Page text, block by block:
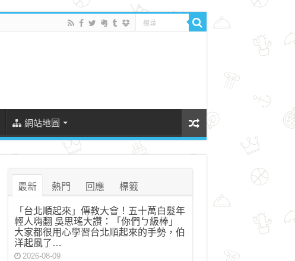
網站地圖
最新 熱門 回應 標籤
「台北順起來」傳教大會！五十萬白髮年
輕人嗨翻 吳思瑤大讚：「你們ㄅ級棒」
大家都很用心學習台北順起來的手勢，伯
洋起風了…
2026-08-09